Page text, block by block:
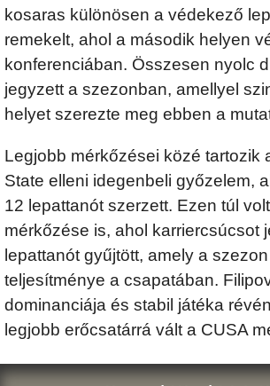
kosaras különösen a védekező
remekelt, ahol a második helyen
konferenciában. Összesen nyolc
jegyzett a szezonban, amellyel
helyet szerezte meg ebben a
Legjobb mérkőzései közé tartozik
State elleni idegenbeli győzelem,
12 lepattanót szerzett. Ezen túl
mérkőzése is, ahol karriercsúcsot
lepattanót gyűjtött, amely a
teljesítménye a csapatában.
dominanciája és stabil játéka
legjobb erőcsatárrá vált a CUSA